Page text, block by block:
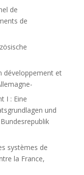
de
de
développement et
I : Eine
und
systèmes de
la France,